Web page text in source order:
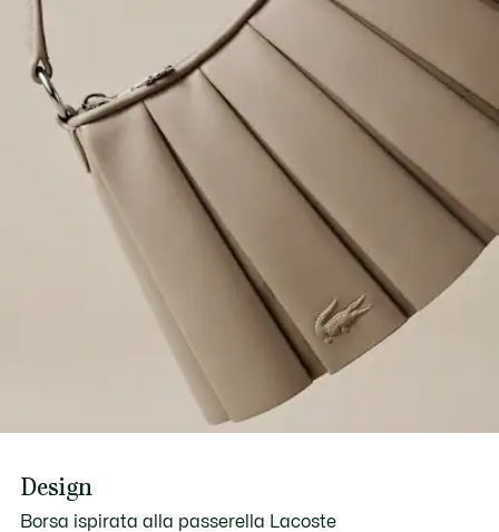
Design
Borsa ispirata alla passerella Lacoste